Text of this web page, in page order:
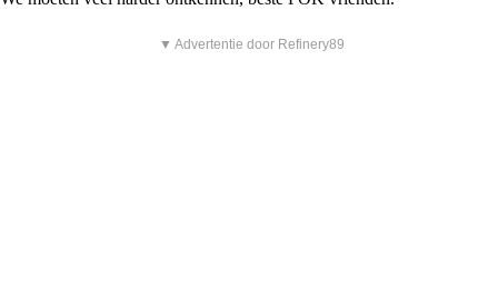
▼ Advertentie door Refinery89